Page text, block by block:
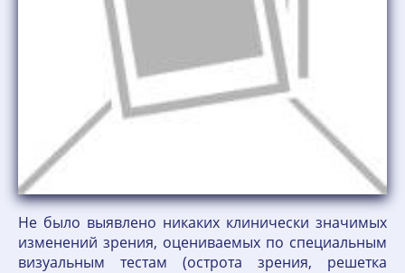
Не было выявлено никаких клинически значимых
изменений зрения, оцениваемых по специальным
визуальным тестам (острота зрения, решетка